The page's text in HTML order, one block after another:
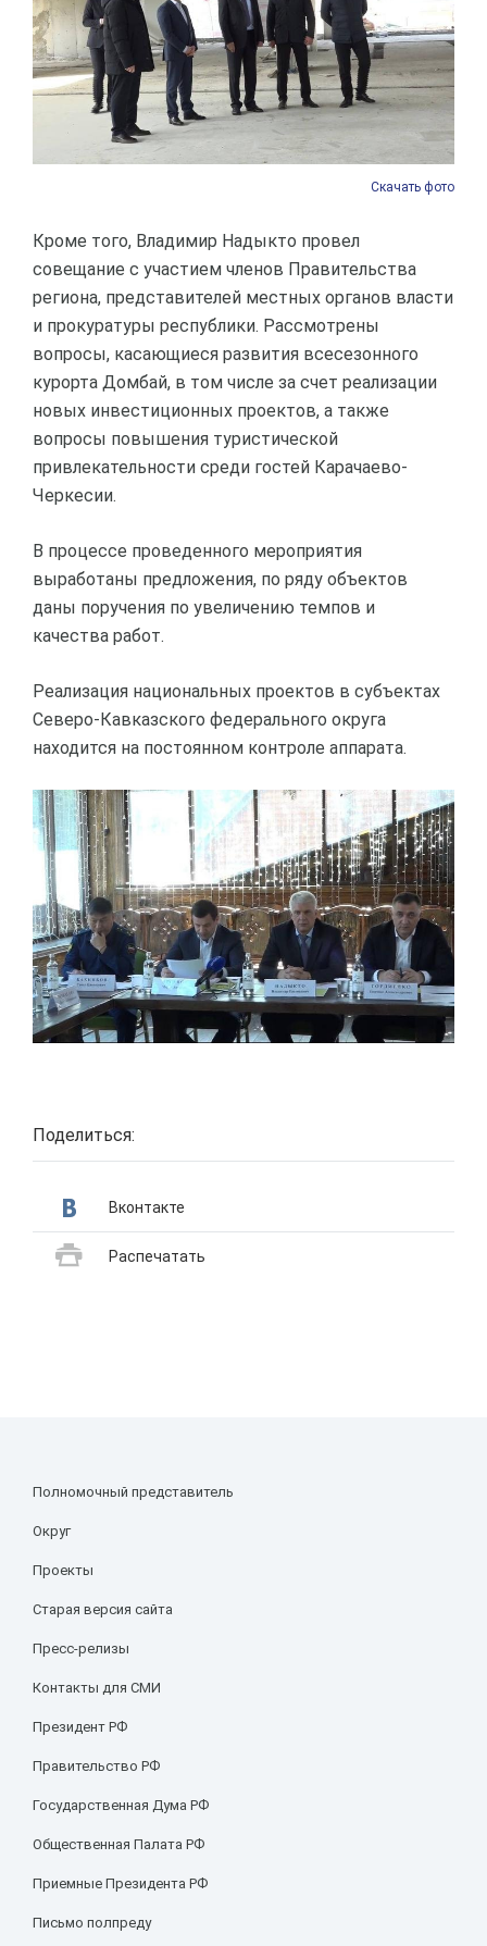
Скачать фото
Кроме того, Владимир Надыкто провел
совещание с участием членов Правительства
региона, представителей местных органов власти
и прокуратуры республики. Рассмотрены
вопросы, касающиеся развития всесезонного
курорта Домбай, в том числе за счет реализации
новых инвестиционных проектов, а также
вопросы повышения туристической
привлекательности среди гостей Карачаево-
Черкесии.
В процессе проведенного мероприятия
выработаны предложения, по ряду объектов
даны поручения по увеличению темпов и
качества работ.
Реализация национальных проектов в субъектах
Северо-Кавказского федерального округа
находится на постоянном контроле аппарата.
Поделиться:
Вконтакте
Распечатать
Полномочный представитель
Округ
Проекты
Старая версия сайта
Пресс-релизы
Контакты для СМИ
Президент РФ
Правительство РФ
Государственная Дума РФ
Общественная Палата РФ
Приемные Президента РФ
Письмо полпреду